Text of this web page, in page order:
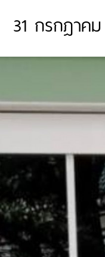
31 กรกฎาค